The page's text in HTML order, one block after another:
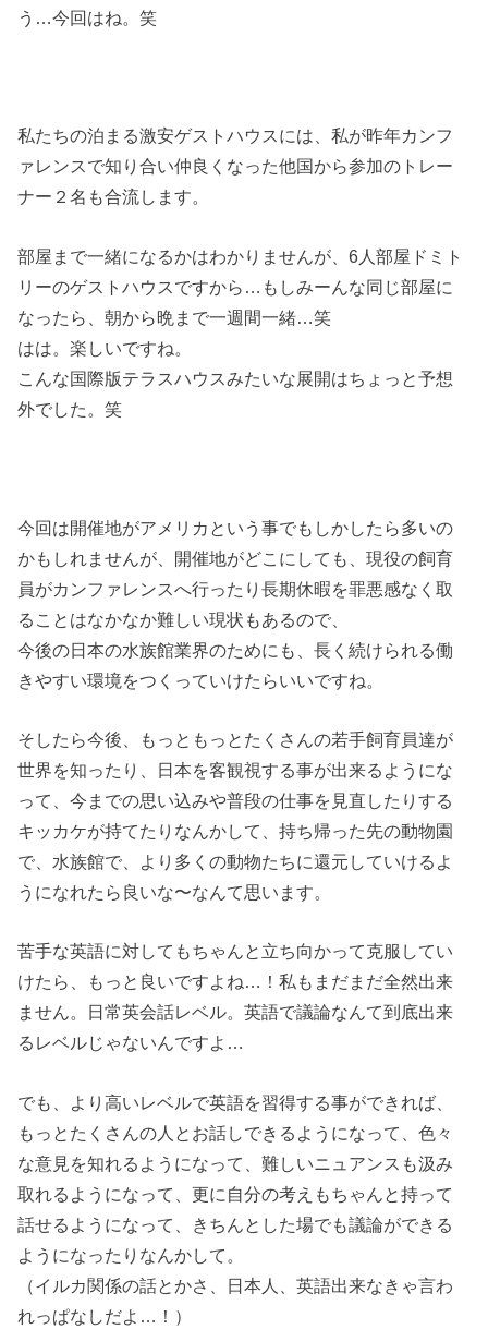
う…今回はね。笑
私たちの泊まる激安ゲストハウスには、私が昨年カンフ
ァレンスで知り合い仲良くなった他国から参加のトレー
ナー２名も合流します。
部屋まで一緒になるかはわかりませんが、6人部屋ドミト
リーのゲストハウスですから…もしみーんな同じ部屋に
なったら、朝から晩まで一週間一緒…笑
はは。楽しいですね。
こんな国際版テラスハウスみたいな展開はちょっと予想
外でした。笑
今回は開催地がアメリカという事でもしかしたら多いの
かもしれませんが、開催地がどこにしても、現役の飼育
員がカンファレンスへ行ったり長期休暇を罪悪感なく取
ることはなかなか難しい現状もあるので、
今後の日本の水族館業界のためにも、長く続けられる働
きやすい環境をつくっていけたらいいですね。
そしたら今後、もっともっとたくさんの若手飼育員達が
世界を知ったり、日本を客観視する事が出来るようにな
って、今までの思い込みや普段の仕事を見直したりする
キッカケが持てたりなんかして、持ち帰った先の動物園
で、水族館で、より多くの動物たちに還元していけるよ
うになれたら良いな〜なんて思います。
苦手な英語に対してもちゃんと立ち向かって克服してい
けたら、もっと良いですよね…！私もまだまだ全然出来
ません。日常英会話レベル。英語で議論なんて到底出来
るレベルじゃないんですよ…
でも、より高いレベルで英語を習得する事ができれば、
もっとたくさんの人とお話しできるようになって、色々
な意見を知れるようになって、難しいニュアンスも汲み
取れるようになって、更に自分の考えもちゃんと持って
話せるようになって、きちんとした場でも議論ができる
ようになったりなんかして。
（イルカ関係の話とかさ、日本人、英語出来なきゃ言わ
れっぱなしだよ…！）